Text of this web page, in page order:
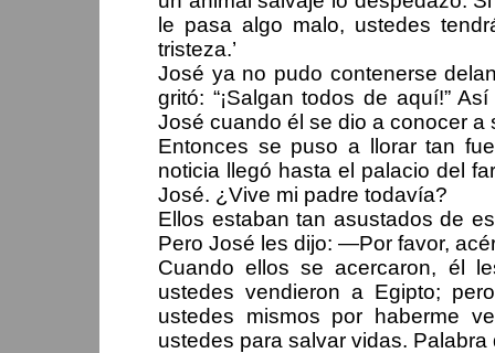
le pasa algo malo, ustedes
tristeza.’
José ya no pudo contenerse
gritó: “¡Salgan todos de aquí!”
José cuando él se dio a conocer a
Entonces se puso a llorar tan
noticia llegó hasta el palacio del
José. ¿Vive mi padre todavía?
Ellos estaban tan asustados de
Pero José les dijo: —Por favor,
Cuando ellos se acercaron, él
ustedes vendieron a Egipto;
ustedes mismos por haberme
ustedes para salvar vidas.